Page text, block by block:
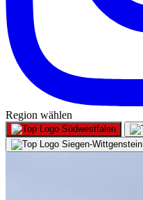
Region wählen
Südwestfalen
Siegen-Wittgenstein